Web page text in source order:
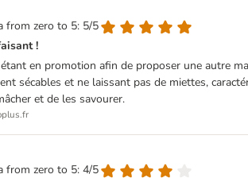
from zero to 5: 5/5
!
en promotion afin de proposer une autre
sécables et ne laissant pas de miettes,
et de les savourer.
from zero to 5: 4/5